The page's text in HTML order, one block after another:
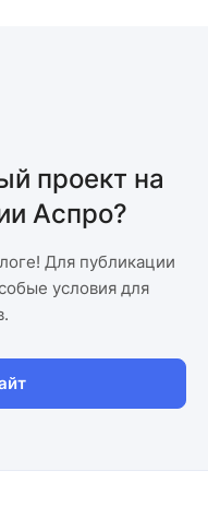
проект на
Аспро?
Для публикации
условия для